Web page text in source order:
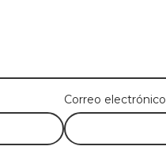
Correo electrónico